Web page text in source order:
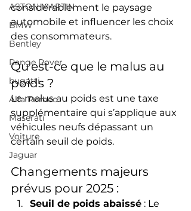
ASTON MARTIN
BMW
Bentley
Range Rover
bugatti
Alfa Romeo
Maserati
Voiture
Jaguar
considérablement le paysage
automobile et influencer les choix
des consommateurs.
Qu'est-ce que le malus au
poids ?
Le malus au poids est une taxe
supplémentaire qui s’applique aux
véhicules neufs dépassant un
certain seuil de poids.
Changements majeurs
prévus pour 2025 :
Seuil de poids abaissé : Le